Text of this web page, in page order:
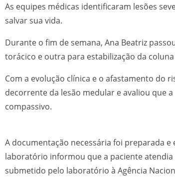
As equipes médicas identificaram lesões
salvar sua vida.
Durante o fim de semana, Ana Beatriz
torácico e outra para estabilização da
Com a evolução clínica e o afastamento do
decorrente da lesão medular e avaliou que
compassivo.
A documentação necessária foi preparada
laboratório informou que a paciente
submetido pelo laboratório à Agência